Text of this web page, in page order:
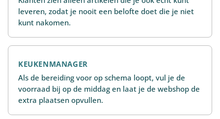
leveren, zodat je nooit een belofte doet die je niet
kunt nakomen.
KEUKENMANAGER
Als de bereiding voor op schema loopt, vul je de
voorraad bij op de middag en laat je de webshop de
extra plaatsen opvullen.